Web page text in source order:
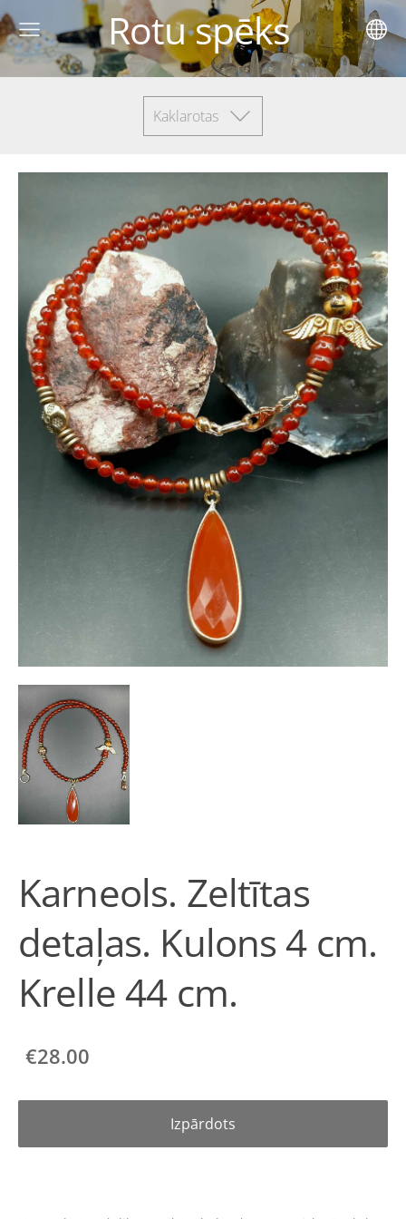
Rotu spēks
Kaklarotas
Karneols. Zeltītas
detaļas. Kulons 4 cm.
Krelle 44 cm.
€28.00
Izpārdots